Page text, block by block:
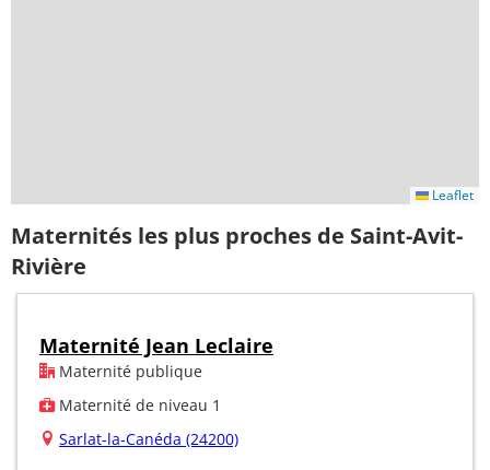
Leaflet
Maternités les plus proches de Saint-Avit-
Rivière
Maternité Jean Leclaire
Maternité publique
Maternité de niveau 1
Sarlat-la-Canéda (24200)